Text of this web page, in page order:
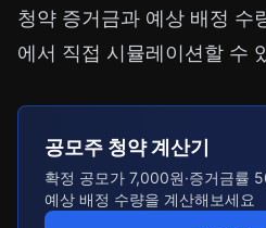
청약 증거금과 예상 배정 수
에서 직접 시뮬레이션할 수
공모주 청약 계산기
확정 공모가 7,000원·증거금률
예상 배정 수량을 계산해보세요